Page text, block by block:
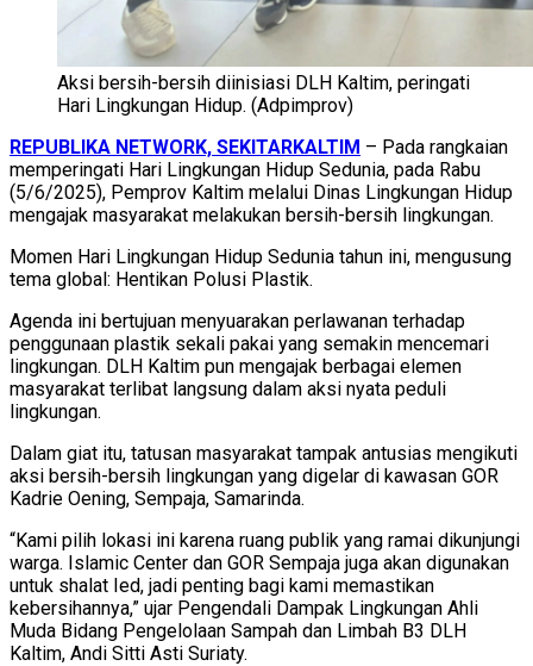
Aksi bersih-bersih diinisiasi DLH Kaltim, peringati
Hari Lingkungan Hidup. (Adpimprov)
REPUBLIKA NETWORK, SEKITARKALTIM – Pada rangkaian
memperingati Hari Lingkungan Hidup Sedunia, pada Rabu
(5/6/2025), Pemprov Kaltim melalui Dinas Lingkungan Hidup
mengajak masyarakat melakukan bersih-bersih lingkungan.
Momen Hari Lingkungan Hidup Sedunia tahun ini, mengusung
tema global: Hentikan Polusi Plastik.
Agenda ini bertujuan menyuarakan perlawanan terhadap
penggunaan plastik sekali pakai yang semakin mencemari
lingkungan. DLH Kaltim pun mengajak berbagai elemen
masyarakat terlibat langsung dalam aksi nyata peduli
lingkungan.
Dalam giat itu, tatusan masyarakat tampak antusias mengikuti
aksi bersih-bersih lingkungan yang digelar di kawasan GOR
Kadrie Oening, Sempaja, Samarinda.
“Kami pilih lokasi ini karena ruang publik yang ramai dikunjungi
warga. Islamic Center dan GOR Sempaja juga akan digunakan
untuk shalat Ied, jadi penting bagi kami memastikan
kebersihannya,” ujar Pengendali Dampak Lingkungan Ahli
Muda Bidang Pengelolaan Sampah dan Limbah B3 DLH
Kaltim, Andi Sitti Asti Suriaty.